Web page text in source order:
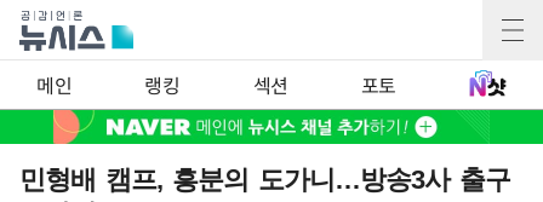
메인 랭킹 섹션 포토
민형배 캠프, 흥분의 도가니…방송3사 출구